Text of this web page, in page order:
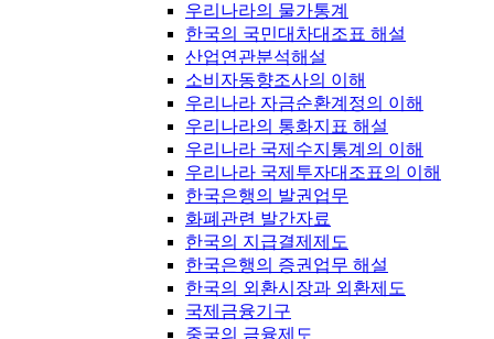
우리나라의 물가통계
한국의 국민대차대조표 해설
산업연관분석해설
소비자동향조사의 이해
우리나라 자금순환계정의 이해
우리나라의 통화지표 해설
우리나라 국제수지통계의 이해
우리나라 국제투자대조표의 이해
한국은행의 발권업무
화폐관련 발간자료
한국의 지급결제제도
한국은행의 증권업무 해설
한국의 외환시장과 외환제도
국제금융기구
중국의 금융제도